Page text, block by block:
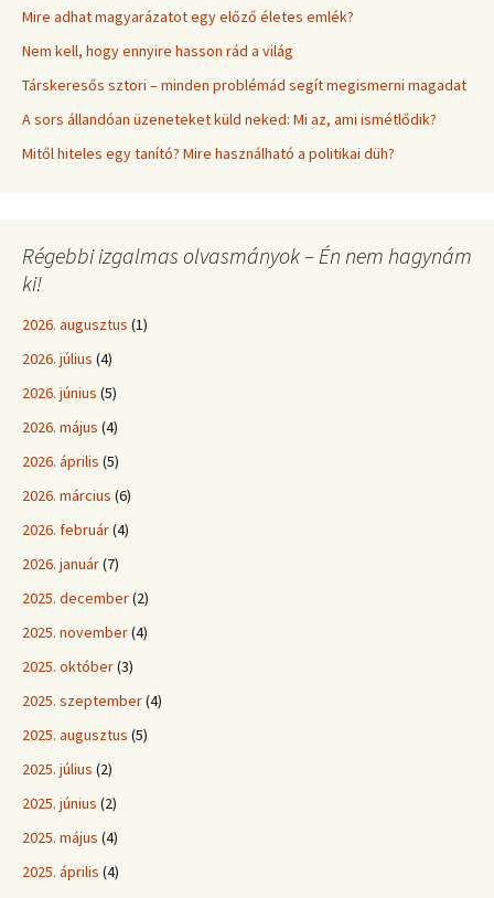
Mire adhat magyarázatot egy előző életes emlék?
Nem kell, hogy ennyire hasson rád a világ
Társkeresős sztori – minden problémád segít megismerni magadat
A sors állandóan üzeneteket küld neked: Mi az, ami ismétlődik?
Mitől hiteles egy tanító? Mire használható a politikai düh?
Régebbi izgalmas olvasmányok – Én nem hagynám
ki!
2026. augusztus (1)
2026. július (4)
2026. június (5)
2026. május (4)
2026. április (5)
2026. március (6)
2026. február(4)
2026. január(7)
2025. december(2)
2025. november(4)
2025. október(3)
2025. szeptember(4)
2025. augusztus (5)
2025. július (2)
2025. június (2)
2025. május (4)
2025. április (4)